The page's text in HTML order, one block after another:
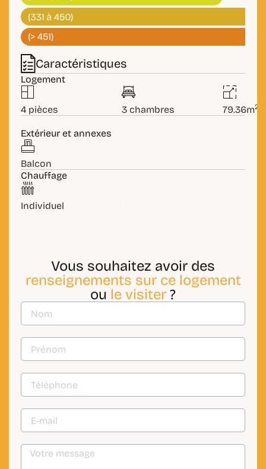
Caractéristiques
Logement
4 pièces 3 chambres 79.36m2
Extérieur et annexes
Balcon
Chauffage
Individuel
Vous souhaitez avoir des
renseignements sur ce logement
ou le visiter ?